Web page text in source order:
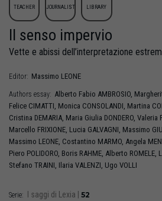
TEACHER JOURNALIST LIBRARY
Il senso impervio
Vette e abissi dell’interpretazione
Editor: Massimo LEONE
Authors essay: Alberto Fabio AMBROSIO,
Felice CIMATTI, Monica CONSOLANDI, Martina
Cristina DEMARIA, Maria Giulia DONDERO, Valeria
Marcello FRIXIONE, Lucia GALVAGNI, Massimo
Massimo LEONE, Costantino MARMO, Angela
Piero POLIDORO, Boris RAHME, Alberto ROMELE,
Stefano TRAINI, Ilaria VALENZI, Ugo VOLLI
Serie: I saggi di Lexia 52